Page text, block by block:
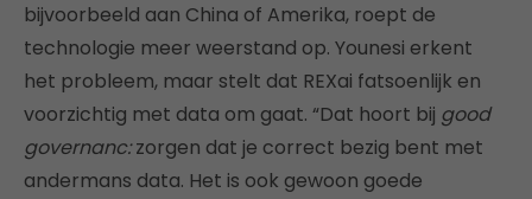
bijvoorbeeld aan China of Amerika, roept de
technologie meer weerstand op. Younesi erkent
het probleem, maar stelt dat REXai fatsoenlijk en
voorzichtig met data om gaat. “Dat hoort bij good
governanc:zorgen dat je correct bezig bent met
andermans data. Het is ook gewoon goede